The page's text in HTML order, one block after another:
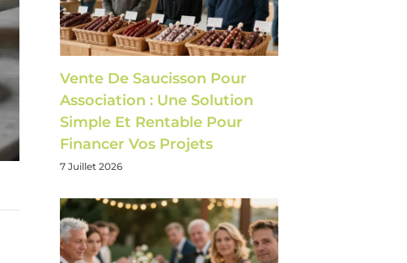
Vente De Saucisson Pour
Association : Une Solution
Simple Et Rentable Pour
Financer Vos Projets
7 Juillet 2026